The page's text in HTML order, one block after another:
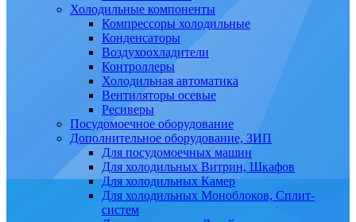
Холодильные компоненты
Компрессоры холодильные
Конденсаторы
Воздухоохладители
Контроллеры
Холодильная автоматика
Вентиляторы осевые
Ресиверы
Посудомоечное оборудование
Дополнительное оборудование, ЗИП
Для посудомоечных машин
Для холодильных Витрин, Шкафов
Для холодильных Камер
Для холодильных Моноблоков, Сплит-
систем